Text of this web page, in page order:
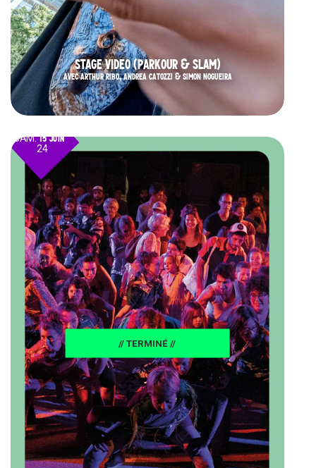
STAGE VIDEO (PARKOUR & SLAM)
AVEC ARTHUR RIBO, ANDREA CATOZZI & SIMON NOGUEIRA
SAM.15 JUIN
24
// TERMINÉ //